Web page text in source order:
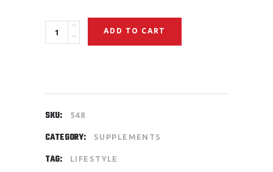
ADD TO CART
SKU: 548
CATEGORY: SUPPLEMENTS
TAG: LIFESTYLE